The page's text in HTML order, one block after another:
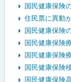
国民健康保険
住民票に異動
国民健康保険
国民健康保険
国民健康保険
国民健康保険
国民健康保険